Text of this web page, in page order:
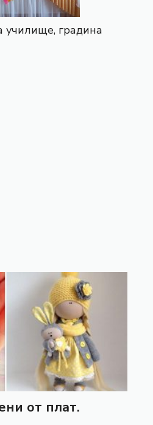
училище, градина